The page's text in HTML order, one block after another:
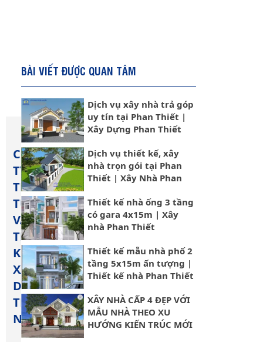
BÀI VIẾT ĐƯỢC QUAN TÂM
Dịch vụ xây nhà trả góp
uy tín tại Phan Thiết |
Xây Dựng Phan Thiết
Dịch vụ thiết kế, xây
nhà trọn gói tại Phan
Thiết | Xây Nhà Phan
Thiết kế nhà ống 3 tầng
có gara 4x15m | Xây
nhà Phan Thiết
Thiết kế mẫu nhà phố 2
tầng 5x15m ấn tượng |
Thiết kế nhà Phan Thiết
XÂY NHÀ CẤP 4 ĐẸP VỚI
MẪU NHÀ THEO XU
HƯỚNG KIẾN TRÚC MỚI
CÔNG
TY
TNHH
TƯ
VẤN
THIẾT
KẾ
XÂY
DỰNG
THUẬN
NGUYÊN